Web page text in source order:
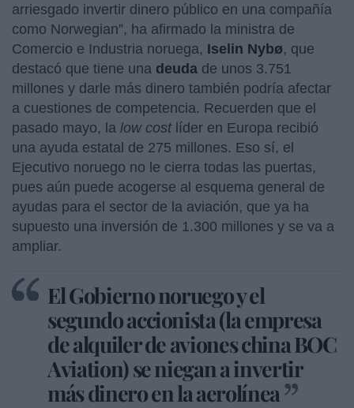
arriesgado invertir dinero público en una compañía
como Norwegian”, ha afirmado la ministra de
Comercio e Industria noruega, Iselin Nybø, que
destacó que tiene una deuda de unos 3.751
millones y darle más dinero también podría afectar
a cuestiones de competencia. Recuerden que el
pasado mayo, la low costlíder en Europa recibió
una ayuda estatal de 275 millones. Eso sí, el
Ejecutivo noruego no le cierra todas las puertas,
pues aún puede acogerse al esquema general de
ayudas para el sector de la aviación, que ya ha
supuesto una inversión de 1.300 millones y se va a
ampliar.
El Gobierno noruego y el
segundo accionista (la empresa
de alquiler de aviones china BOC
Aviation) se niegan a invertir
más dinero en la aerolínea